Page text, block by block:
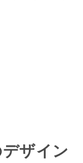
ザイン